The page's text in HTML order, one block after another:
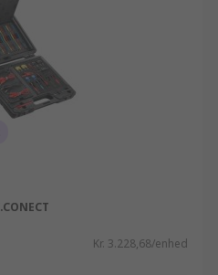
Kr. 3.228,68/enhed